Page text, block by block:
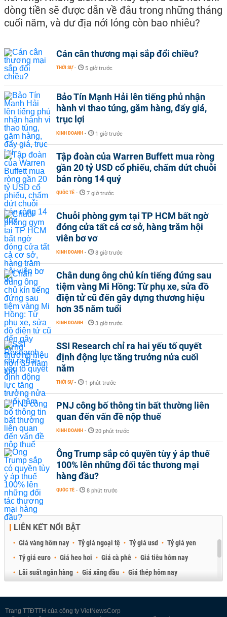
dòng tiền sẽ được dẫn về đâu trong những tháng
cuối năm, và dư địa nới lỏng còn bao nhiêu?
Cán cân thương mại sắp đổi chiều?
THỜI SỰ - 5 giờ trước
Bảo Tín Mạnh Hải lên tiếng phủ nhận
hành vi thao túng, găm hàng, đẩy giá,
trục lợi
KINH DOANH - 1 giờ trước
Tập đoàn của Warren Buffett mua ròng
gần 20 tỷ USD cổ phiếu, chấm dứt chuỗi
bán ròng 14 quý
QUỐC TẾ - 7 giờ trước
Chuỗi phòng gym tại TP HCM bất ngờ
đóng cửa tất cả cơ sở, hàng trăm hội
viên bơ vơ
KINH DOANH - 8 giờ trước
Chân dung ông chủ kín tiếng đứng sau
tiệm vàng Mi Hồng: Từ phụ xe, sửa đồ
điện tử cũ đến gây dựng thương hiệu
hơn 35 năm tuổi
KINH DOANH - 3 giờ trước
SSI Research chỉ ra hai yếu tố quyết
định động lực tăng trưởng nửa cuối
năm
THỜI SỰ - 1 phút trước
PNJ công bố thông tin bất thường liên
quan đến vấn đề nộp thuế
KINH DOANH - 20 phút trước
Ông Trump sắp có quyền tùy ý áp thuế
100% lên những đối tác thương mại
hàng đầu?
QUỐC TẾ - 8 phút trước
LIÊN KẾT NỔI BẬT
Giá vàng hôm nay Tỷ giá ngoại tệ Tỷ giá usd
Tỷ giá yen
Tỷ giá euro
Giá heo hơi Giá cà phê
Giá tiêu hôm nay
Lãi suất ngân hàng
Giá xăng dầu
Giá thép hôm nay
Trang TTĐTTH của công ty VietNewsCorp